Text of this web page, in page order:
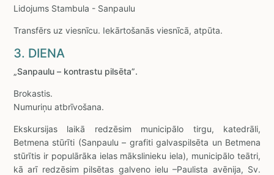
Lidojums Stambula - Sanpaulu
Transfērs uz viesnīcu. Iekārtošanās viesnīcā, atpūta.
3. DIENA
„Sanpaulu – kontrastu pilsēta”.
Brokastis.
Numuriņu atbrīvošana.
Ekskursijas laikā redzēsim municipālo tirgu, katedrāli,
Betmena stūrīti (Sanpaulu – grafiti galvaspilsēta un Betmena
stūrītis ir populārāka ielas mākslinieku iela), municipālo teātri,
kā arī redzēsim pilsētas galveno ielu –Paulista avēnija, Sv.